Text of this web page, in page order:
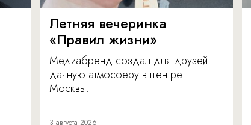
Летняя вечеринка
«Правил жизни»
Медиабренд создал для друзей
дачную атмосферу в центре
Москвы.